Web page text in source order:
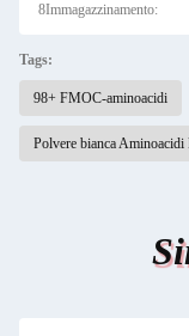
8Immagazzinamento:
Tags:
98+ FMOC-aminoacidi
Polvere bianca